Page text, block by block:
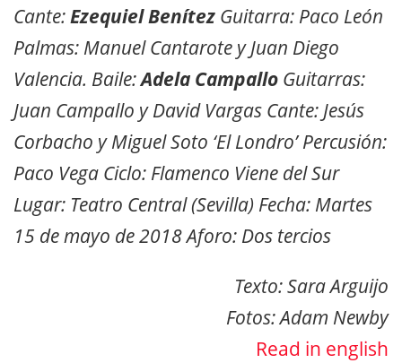
Cante:Ezequiel Benítez Guitarra: Paco León
Palmas: Manuel Cantarote y Juan Diego
Valencia. Baile:Adela Campallo Guitarras:
Juan Campallo y David Vargas Cante: Jesús
Corbacho y Miguel Soto ‘El Londro’ Percusión:
Paco Vega Ciclo: Flamenco Viene del Sur
Lugar: Teatro Central (Sevilla) Fecha: Martes
15 de mayo de 2018 Aforo: Dos tercios
Texto: Sara Arguijo
Fotos: Adam Newby
Read in english